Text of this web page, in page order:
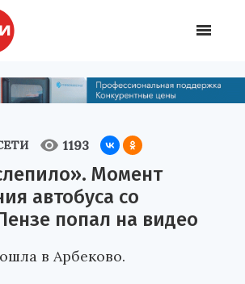
1193
Момент
автобуса со
попал на видео
в Арбеково.